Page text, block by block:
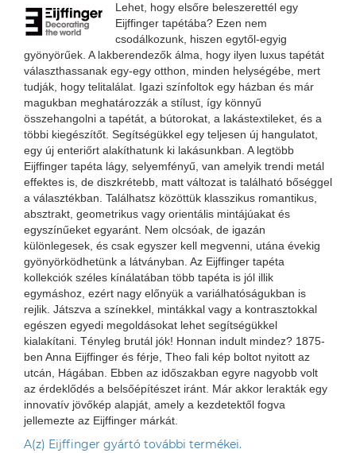
Lehet, hogy elsőre beleszerettél egy
Eijffinger tapétába? Ezen nem
csodálkozunk, hiszen egytől-egyig
gyönyörűek. A lakberendezők álma, hogy ilyen luxus tapétát
választhassanak egy-egy otthon, minden helységébe, mert
tudják, hogy telitalálat. Igazi színfoltok egy házban és már
magukban meghatározzák a stílust, így könnyű
összehangolni a tapétát, a bútorokat, a lakástextileket, és a
többi kiegészítőt. Segítségükkel egy teljesen új hangulatot,
egy új enteriőrt alakíthatunk ki lakásunkban. A legtöbb
Eijffinger tapéta lágy, selyemfényű, van amelyik trendi metál
effektes is, de diszkrétebb, matt változat is található bőséggel
a választékban. Találhatsz közöttük klasszikus romantikus,
absztrakt, geometrikus vagy orientális mintájúakat és
egyszínűeket egyaránt. Nem olcsóak, de igazán
különlegesek, és csak egyszer kell megvenni, utána évekig
gyönyörködhetünk a látványban. Az Eijffinger tapéta
kollekciók széles kínálatában több tapéta is jól illik
egymáshoz, ezért nagy előnyük a variálhatóságukban is
rejlik. Játszva a színekkel, mintákkal vagy a kontrasztokkal
egészen egyedi megoldásokat lehet segítségükkel
kialakítani. Tényleg brutál jók! Honnan indult mindez? 1875-
ben Anna Eijffinger és férje, Theo fali kép boltot nyitott az
utcán, Hágában. Ebben az időszakban egyre nagyobb volt
az érdeklődés a belsőépítészet iránt. Már akkor lerakták egy
innovatív jövőkép alapját, amely a kezdetektől fogva
jellemezte az Eijffinger márkát.
A(z) Eijffinger gyártó további termékei.